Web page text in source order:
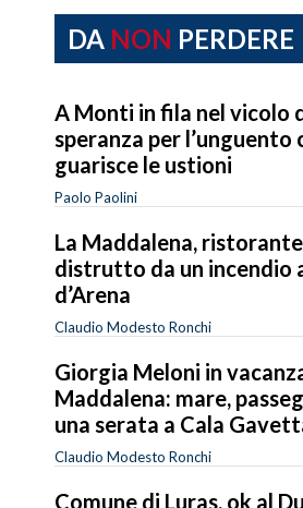
DA NON PERDERE
A Monti in fila nel vicolo
speranza per l’unguento
guarisce le ustioni
Paolo Paolini
La Maddalena,
distrutto da un incendio
d’Arena
Claudio Modesto Ronchi
Giorgia Meloni in
Maddalena: mare,
una serata a Cala
Claudio Modesto Ronchi
Comune di Luras, ok al